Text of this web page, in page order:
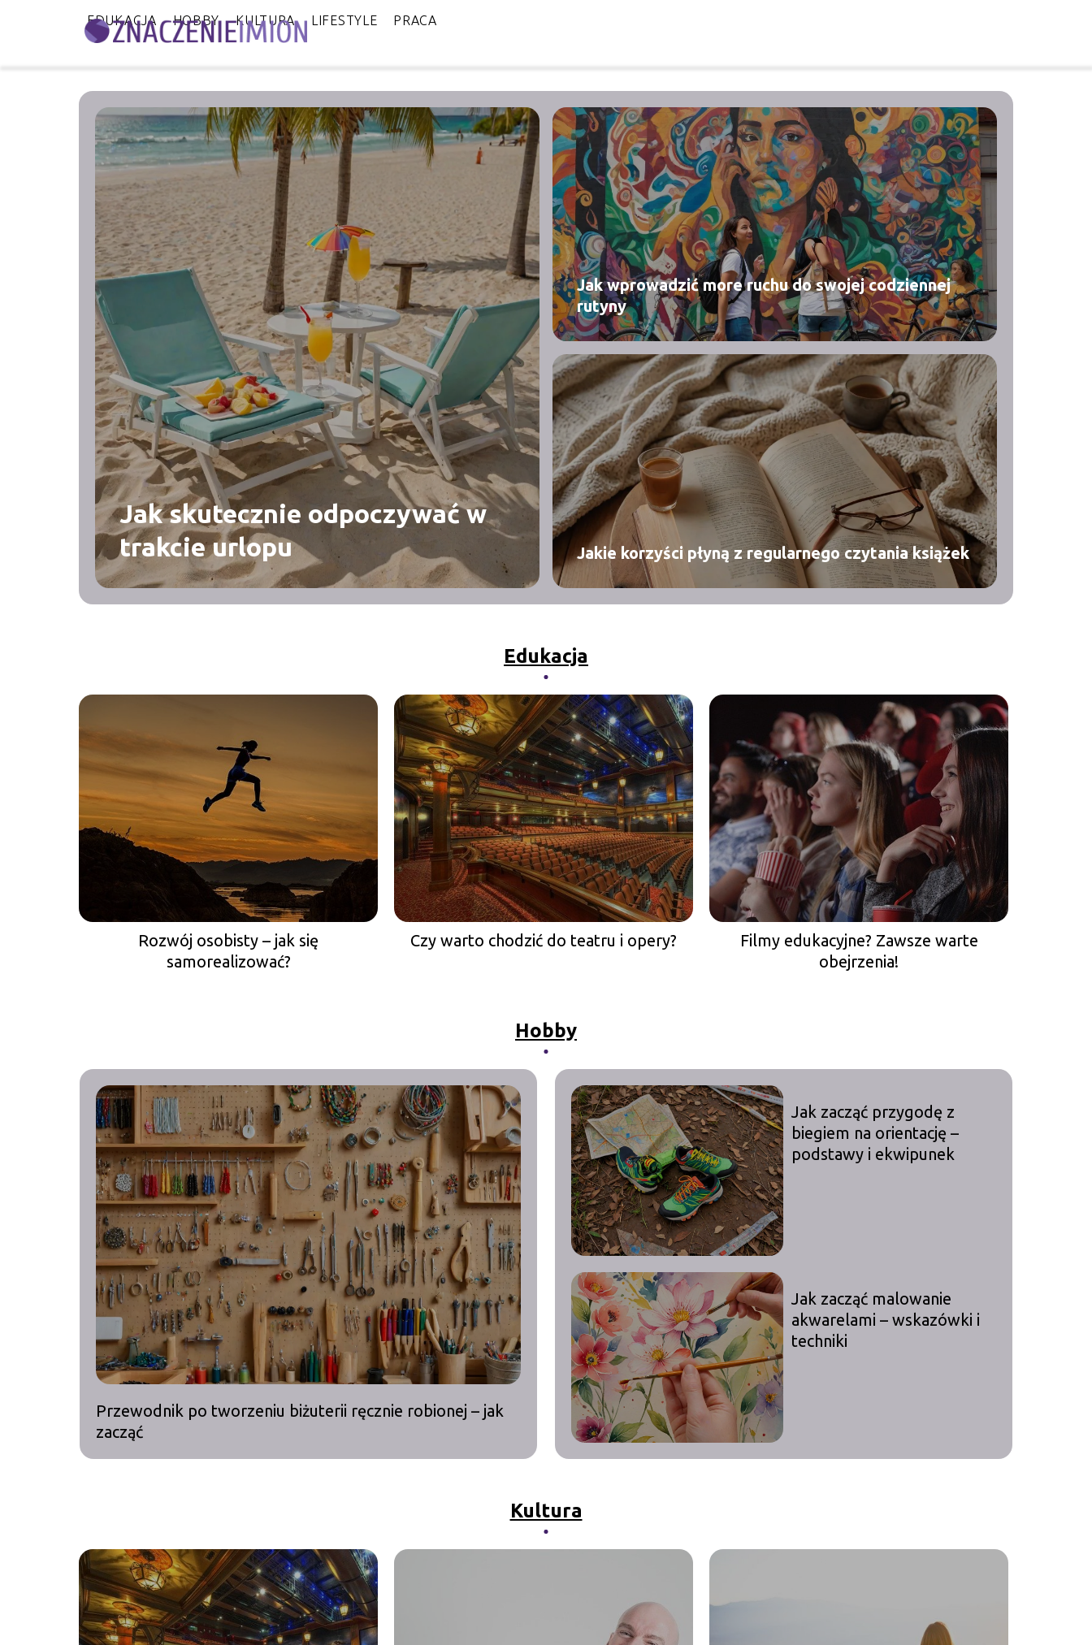
EDUKACJA HOBBY KULTURA LIFESTYLE PRACA
Jak skutecznie odpoczywać w
trakcie urlopu
Jak wprowadzić more ruchu do swojej codziennej
rutyny
Jakie korzyści płyną z regularnego czytania książek
Edukacja
Rozwój osobisty – jak się
samorealizować?
Czy warto chodzić do teatru i opery?
Filmy edukacyjne? Zawsze warte
obejrzenia!
Hobby
Przewodnik po tworzeniu biżuterii ręcznie robionej – jak
zacząć
Jak zacząć przygodę z
biegiem na orientację –
podstawy i ekwipunek
Jak zacząć malowanie
akwarelami – wskazówki i
techniki
Kultura